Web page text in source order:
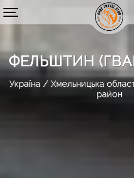
ФЕЛЬШТИН
Україна Хмельницька
район